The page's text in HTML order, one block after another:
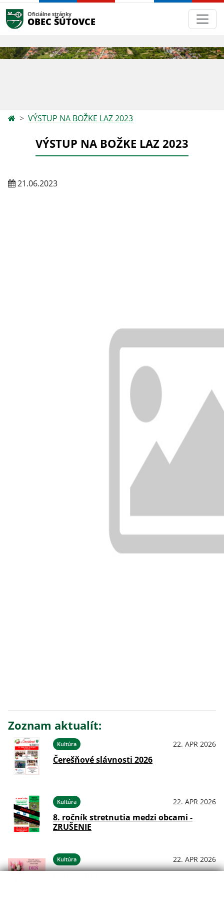
Oficiálne stránky
OBEC ŠÚTOVCE
VÝSTUP NA BOŽKE LAZ 2023
VÝSTUP NA BOŽKE LAZ 2023
21.06.2023
Zoznam aktualít:
Kultúra 22. APR 2026
Čerešňové slávnosti 2026
Kultúra 22. APR 2026
8. ročník stretnutia medzi obcami -
ZRUŠENIE
Kultúra 22. APR 2026